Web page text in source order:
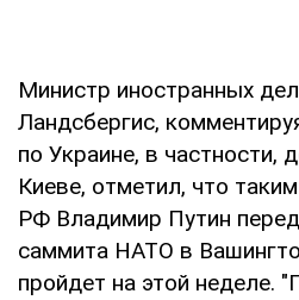
Министр иностранных
Ландсбергис,
по Украине, в частности,
Киеве, отметил, что
РФ Владимир Путин
саммита НАТО в
пройдет на этой неделе.